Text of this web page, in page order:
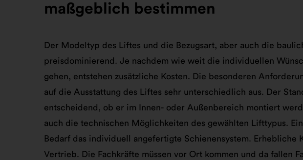
maßgeblich bestimmen
Der Modeltyp des Liftes und die Bezugsart, aber auch die
preisdominierend. Je nachdem wie weit die individuellen
gehen, entstehen zusätzliche Kosten. Die besonderen
auf die Ausstattung des Liftes sehr unterschiedlich aus. Der
entscheidend, ob er im Innen- oder Außenbereich montiert
auch die technischen Möglichkeiten des gewählten Lifttypus.
Bedarf das individuell angefertigte Schienensystem. Erhebliche
Vertrieb. Die Fachkräfte müssen vor Ort kommen und da fallen